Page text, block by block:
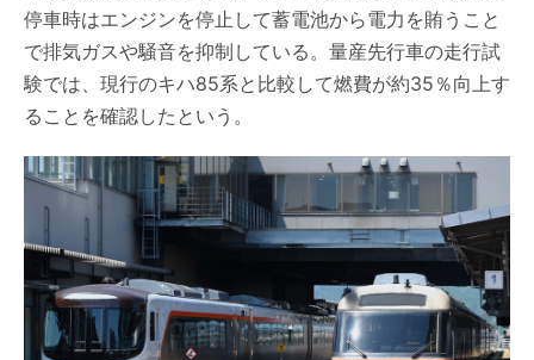
停車時はエンジンを停止して蓄電池から電力を賄うこと
で排気ガスや騒音を抑制している。量産先行車の走行試
験では、現行のキハ85系と比較して燃費が約35％向上す
ることを確認したという。